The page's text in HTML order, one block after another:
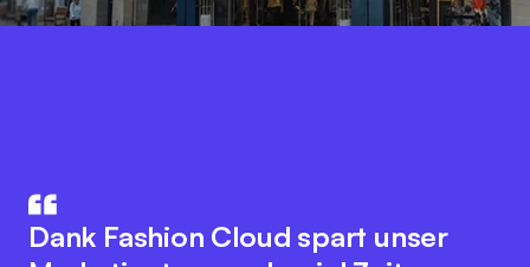
Die Integration unseres
Warenwirtschaftssystem mit
Dank Fashion Cloud spart unser
innovative Plattformgedanke
fördert eine nahtlose